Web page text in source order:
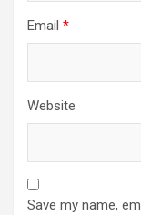
Email *
Website
Save my name,